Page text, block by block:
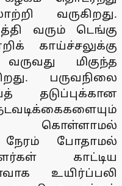
வருகிறது.
வரும் டெங்கு
காய்ச்சலுக்கு
மிகுந்த
பருவநிலை
தடுப்புக்கான
நேரம் போதாமல்
காட்டிய
உயிர்ப்பலி